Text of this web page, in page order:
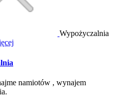
Wypożyczalnia
namiotów , wynajem